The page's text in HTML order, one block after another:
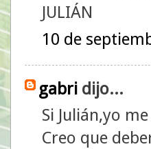
JULIÁN
10 de
gabri dijo...
Si Julián,yo
Creo que